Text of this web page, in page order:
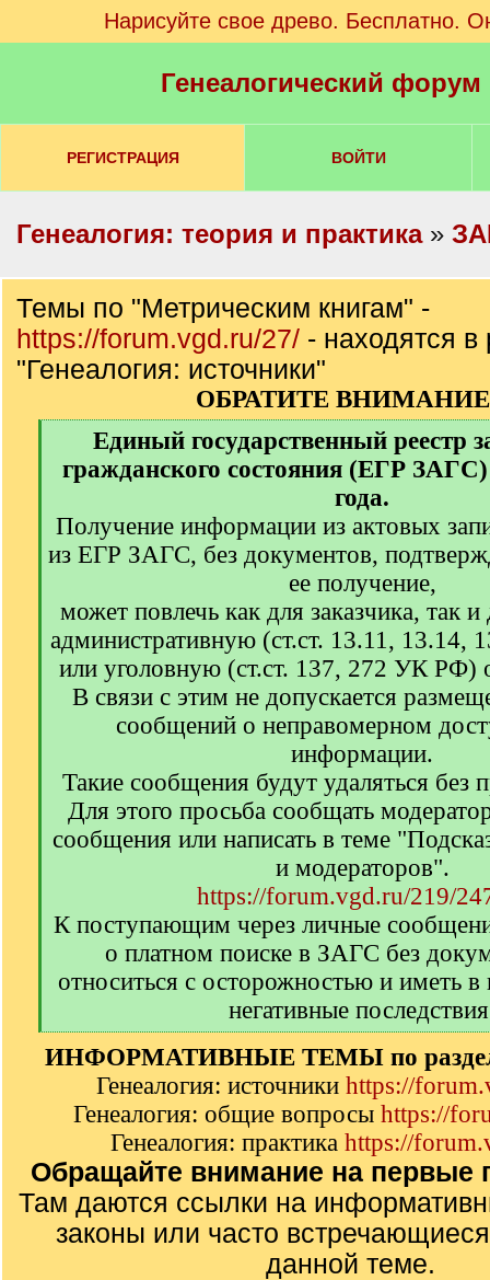
Нарисуйте свое древо. Бесплатно.
Генеалогический
РЕГИСТРАЦИЯ ВОЙТИ
Генеалогия: теория и практика»
Темы по "Метрическим книгам" -
https://forum.vgd.ru/27/ - находятся в
"Генеалогия: источники"
ОБРАТИТЕ
Единый государственный реестр
гражданского состояния (ЕГР ЗАГС)
года.
Получение информации из актовых
из ЕГР ЗАГС, без документов,
ее получение,
может повлечь как для заказчика, так
административную (ст.ст. 13.11,
или уголовную (ст.ст. 137, 272 УК РФ)
В связи с этим не допускается
сообщений о неправомерном
информации.
Такие сообщения будут удаляться без
Для этого просьба сообщать
сообщения или написать в теме
и модераторов".
https://forum.vgd.ru/219/
К поступающим через личные
о платном поиске в ЗАГС без
относиться с осторожностью и иметь
негативные
[
/
ИНФОРМАТИВНЫЕ ТЕМЫ по
Генеалогия: источники https://
Генеалогия: общие вопросы https://
Генеалогия: практика https://
Обращайте внимание на первые
Там даются ссылки на
законы или часто
данной теме.